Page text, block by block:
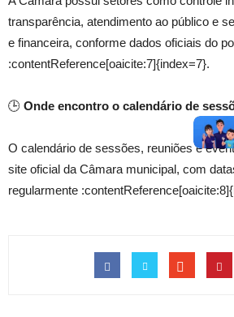
transparência, atendimento ao público e
e financeira, conforme dados oficiais do
:contentReference[oaicite:7]{index=7}.
🕒 Onde encontro o calendário de
O calendário de sessões, reuniões e
site oficial da Câmara municipal, com
regularmente